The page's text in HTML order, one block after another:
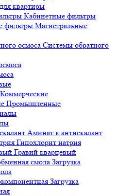
квартиры
Кабинетные фильтры
Магистральные
Системы обратного
Коммерческие
Промышленные
Аминат к антискалант
Гипохлорит натрия
Гравий кварцевый
Загрузка
Загрузка